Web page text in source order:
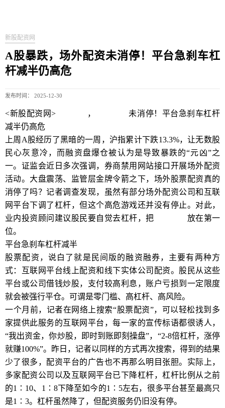
新股配资网
A股暴跌，场外配资未消停！平台急刹车杠
杆减半仍高危
发布时间： 2025-12-30
<新股配资网> ，
未消停！平台急刹车杠杆
减半仍高危
上周A股经历了黑暗的一周，沪指累计下跌13.3%，让无数股
民心灰意冷，而融资盘爆仓被认为是导致暴跌的“元凶”之
一。证监会近日多次强调，券商禁用网站接口开展场外配资
活动。大盘震荡、监管层金牌令箭之下，场外股票配资真的
消停了吗？记者调查发现，虽然有部分场外配资公司和互联
网平台下调了杠杆，但这个高危游戏还并没有停止。对此，
业内投资顾问建议股民要自觉去杠杆，把
放在第一
位。
平台急刹车杠杆减半
股票配资，说白了就是民间版的融资融券，主要有两种方
式：互联网平台线上配资和线下实体公司配资。股民从这些
平台或公司借钱炒股，支付较高利息，账户亏损到一定限度
就会被强行平仓。可谓是零门槛、高杠杆、高风险。
一个月前，记者在网络上搜索“股票配资”，可以轻松找到多
家提供此服务的互联网平台，每一家的宣传标语都很诱人，
“我出资金，你炒股，即时到账即刻操盘”，“2-8倍杠杆，涨停
就赚100%”。昨日，记者以同样的方式再次搜索，得到的结果
少了很多，配资平台的广告也不再那么明目张胆。实际上，
多家配资公司以及互联网平台已下降杠杆，杠杆比例从之前
的1∶10、1∶8下降至如今的1∶5左右，很多平台甚至最高只
是1∶3。杠杆虽然降了，但配资服务仍旧没有停。